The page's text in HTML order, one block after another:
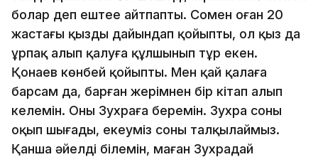
болар деп ештеңе айтпапты. Сомен оған 20
жастағы қызды дайындап қойыпты, ол қыз да
ұрпақ алып қалуға құлшынып тұр екен.
Қонаев көнбей қойыпты. Мен қай қалаға
барсам да, барған жерімнен бір кітап алып
келемін. Оны Зухраға беремін. Зухра соны
оқып шығады, екеуміз соны талқылаймыз.
Қанша әйелді білемін, маған Зухрадай